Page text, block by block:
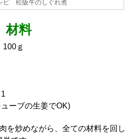
ピ 松阪牛のしぐれ煮
材料
ｇ
ーブの生姜でOK)
を炒めながら、全ての材料を回し